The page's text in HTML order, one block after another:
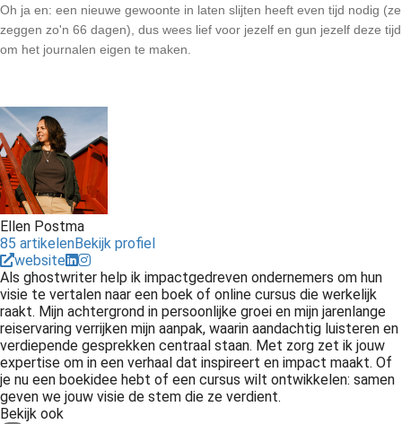
Oh ja en: een nieuwe gewoonte in laten slijten heeft even tijd nodig (ze
zeggen zo'n 66 dagen), dus wees lief voor jezelf en gun jezelf deze tijd
om het journalen eigen te maken.
Ellen Postma
85 artikelenBekijk profiel
website
Als ghostwriter help ik impactgedreven ondernemers om hun
visie te vertalen naar een boek of online cursus die werkelijk
raakt. Mijn achtergrond in persoonlijke groei en mijn jarenlange
reiservaring verrijken mijn aanpak, waarin aandachtig luisteren en
verdiepende gesprekken centraal staan. Met zorg zet ik jouw
expertise om in een verhaal dat inspireert en impact maakt. Of
je nu een boekidee hebt of een cursus wilt ontwikkelen: samen
geven we jouw visie de stem die ze verdient.
Bekijk ook